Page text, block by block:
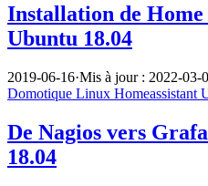
Installation de Home
Ubuntu 18.04
2019-06-16·Mis à jour : 2022-03-
Domotique Linux Homeassistant
De Nagios vers
18.04